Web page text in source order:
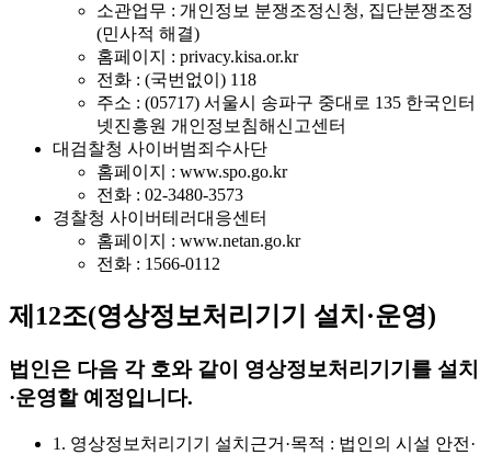
소관업무 : 개인정보 분쟁조정신청, 집단분쟁조정
(민사적 해결)
홈페이지 : privacy.kisa.or.kr
전화 : (국번없이) 118
주소 : (05717) 서울시 송파구 중대로 135 한국인터
넷진흥원 개인정보침해신고센터
대검찰청 사이버범죄수사단
홈페이지 : www.spo.go.kr
전화 : 02-3480-3573
경찰청 사이버테러대응센터
홈페이지 : www.netan.go.kr
전화 : 1566-0112
제12조(영상정보처리기기 설치·운영)
법인은 다음 각 호와 같이 영상정보처리기기를 설치
·운영할 예정입니다.
1. 영상정보처리기기 설치근거·목적 : 법인의 시설 안전·